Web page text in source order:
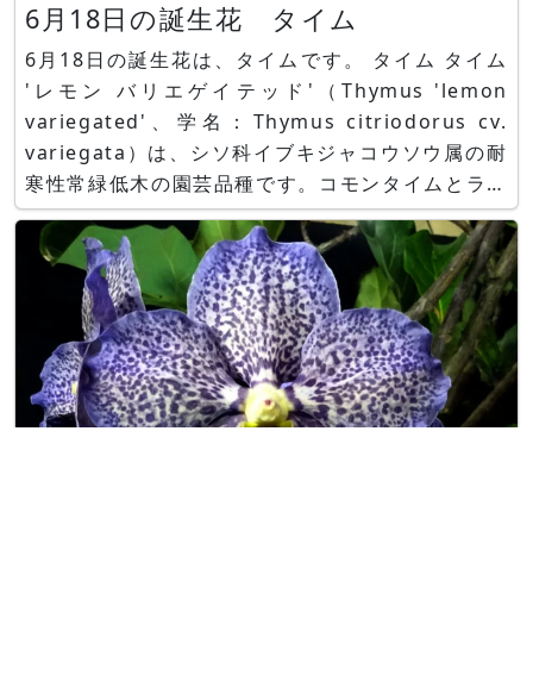
6月18日の誕生花 タイム
6月18日の誕生花は、タイムです。 タイム タイム
'レモン バリエゲイテッド'（Thymus 'lemon
variegated'、学名：Thymus citriodorus cv.
variegata）は、シソ科イブキジャコウソウ属の耐
寒性常緑低木の園芸品種です。コモンタイムとラー
ジタイムの交配種（T. pulegioides x T.
vulgaris）であるシトラスタイム（レモンタイ